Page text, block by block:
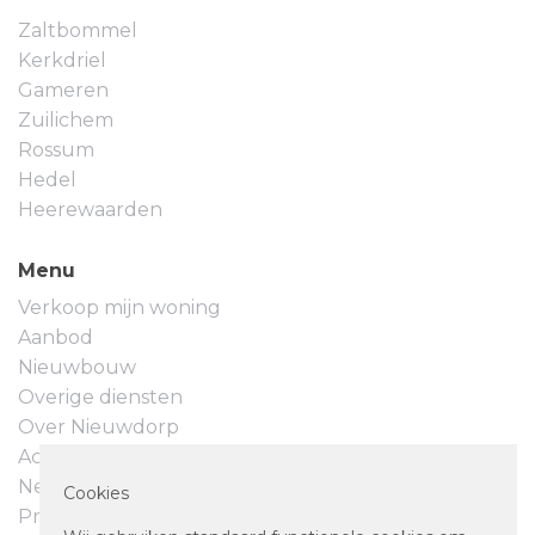
Zaltbommel
Kerkdriel
Gameren
Zuilichem
Rossum
Hedel
Heerewaarden
Menu
Verkoop mijn woning
Aanbod
Nieuwbouw
Overige diensten
Over Nieuwdorp
Actueel
Neem contact op
Privacyverklaring
Cookies